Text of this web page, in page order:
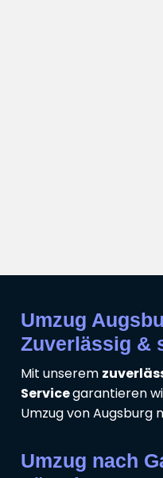
Umzug
Zuverlässig &
Mit unserem
Servicegarantieren
Umzug von Augsburg
Umzug nach